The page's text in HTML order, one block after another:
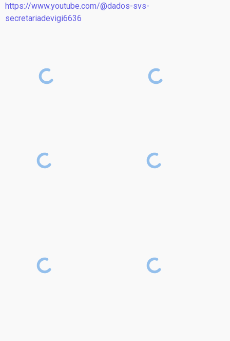
https://www.youtube.com/@dados-svs-
secretariadevigi6636